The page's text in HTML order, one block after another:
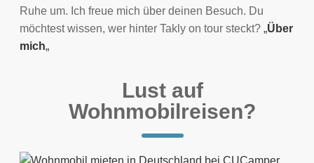
Ruhe um. Ich freue mich über deinen Besuch. Du
möchtest wissen, wer hinter Takly on tour steckt? „Über
mich„
Lust auf
Wohnmobilreisen?